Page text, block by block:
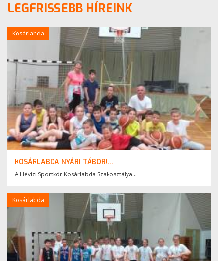
LEGFRISSEBB HÍREINK
Kosárlabda
KOSÁRLABDA NYÁRI TÁBOR!...
A Hévízi Sportkör Kosárlabda Szakosztálya...
Kosárlabda